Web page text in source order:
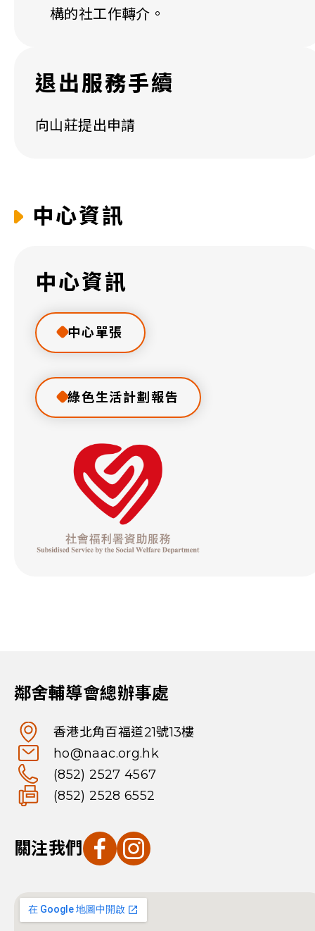
構的社工作轉介。
退出服務手續
向山莊提出申請
中心資訊
中心資訊
中心單張
綠色生活計劃報告
鄰舍輔導會總辦事處
香港北角百福道21號13樓
ho@naac.org.hk
(852) 2527 4567
(852) 2528 6552
關注我們